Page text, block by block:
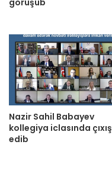
Nazir Sahil Babayev
kollegiya iclasında çıxış
edib